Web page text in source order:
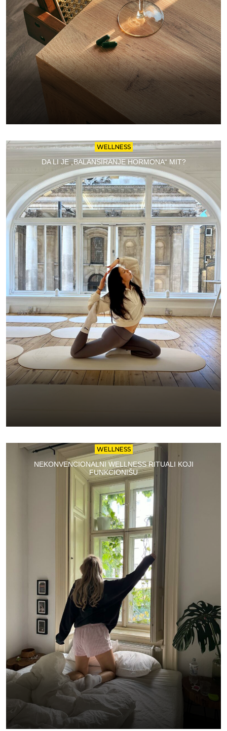
WELLNESS
DA LI JE „BALANSIRANJE HORMONA“ MIT?
WELLNESS
NEKONVENCIONALNI WELLNESS RITUALI KOJI
FUNKCIONIŠU